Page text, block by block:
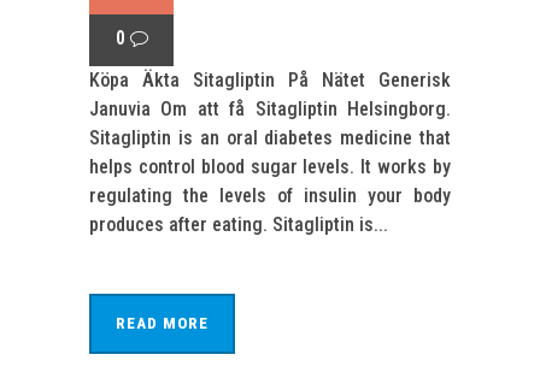
0
Köpa Äkta Sitagliptin På Nätet Generisk
Januvia Om att få Sitagliptin Helsingborg.
Sitagliptin is an oral diabetes medicine that
helps control blood sugar levels. It works by
regulating the levels of insulin your body
produces after eating. Sitagliptin is...
READ MORE